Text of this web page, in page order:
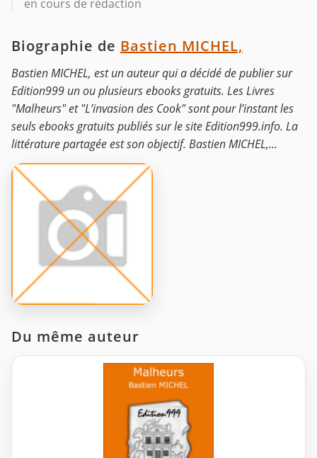
en cours de rédaction
Biographie de Bastien MICHEL,
Bastien MICHEL, est un auteur qui a décidé de publier sur
Edition999 un ou plusieurs ebooks gratuits. Les Livres
"Malheurs" et "L’invasion des Cook" sont pour l’instant les
seuls ebooks gratuits publiés sur le site Edition999.info. La
littérature partagée est son objectif. Bastien MICHEL,...
Du même auteur